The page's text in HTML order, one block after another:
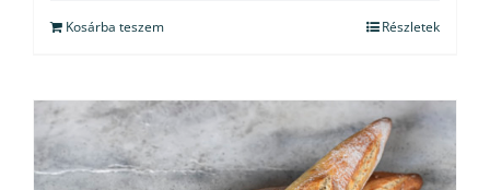
Kosárba teszem Részletek